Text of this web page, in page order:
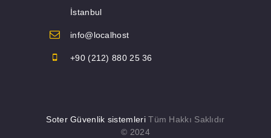
İstanbul
info@localhost
+90 (212) 880 25 36
Soter Güvenlik sistemleriTüm Hakkı Saklıdır
© 2024